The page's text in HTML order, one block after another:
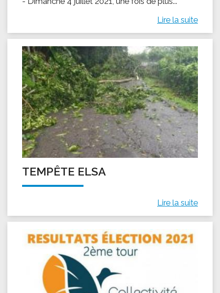
Lire la suite
TEMPÊTE ELSA
Lire la suite